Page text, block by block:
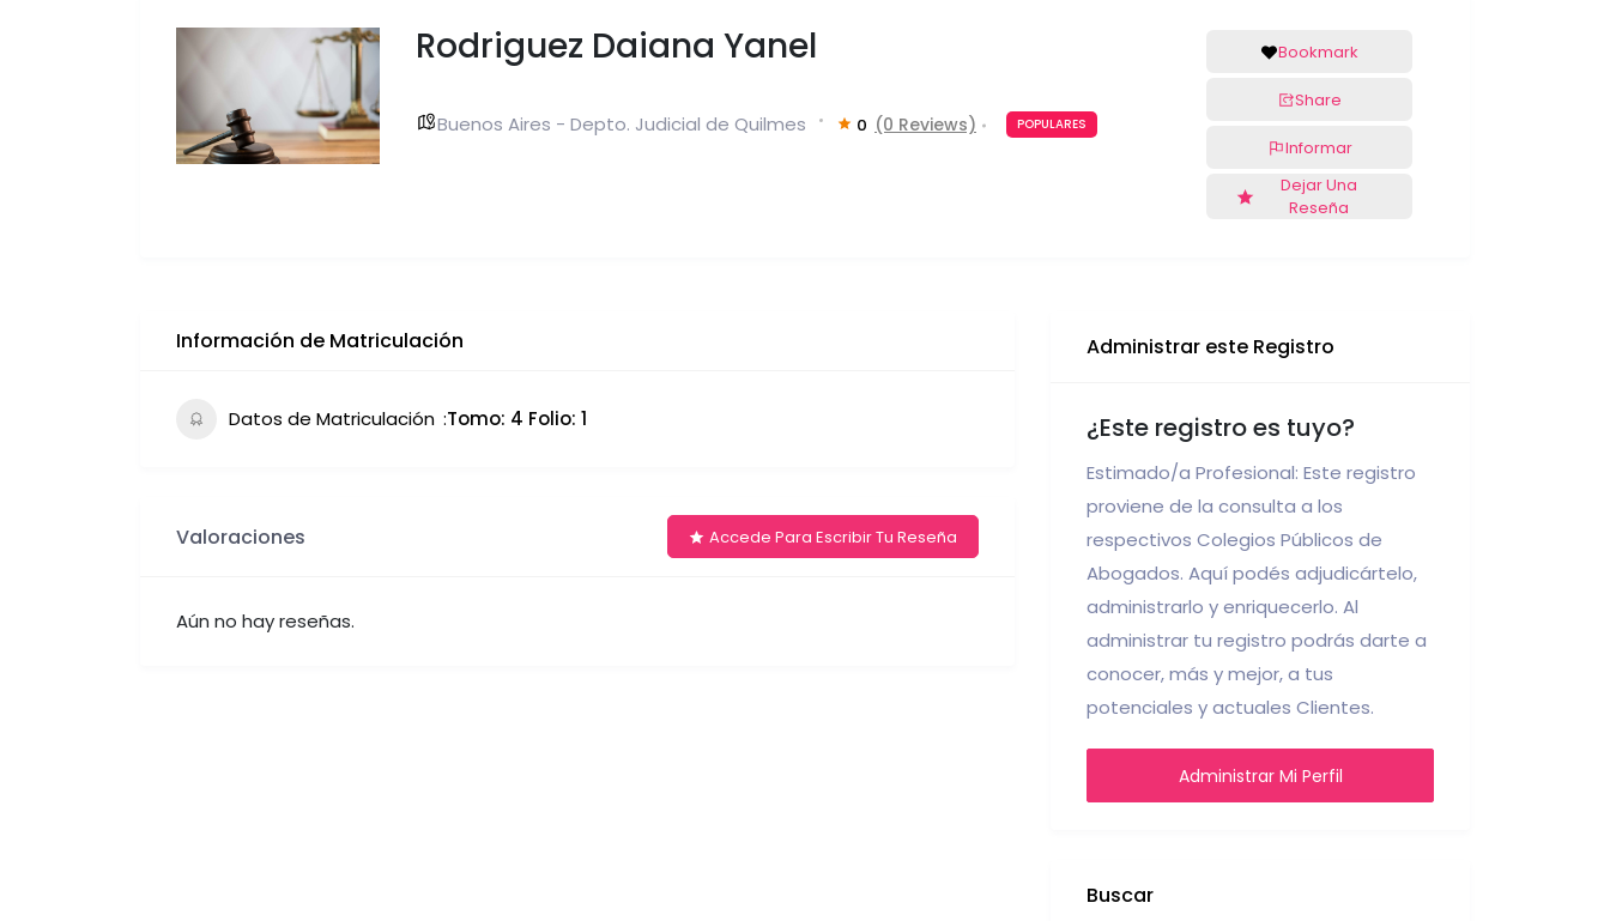
Rodriguez Daiana Yanel
Buenos Aires - Depto. Judicial de Quilmes 0 (0 Reviews) POPULARES
Bookmark
Share
Informar
Dejar Una
Reseña
Información de Matriculación
Datos de Matriculación Tomo: 4 Folio: 1
Valoraciones Accede Para Escribir Tu Reseña
Aún no hay reseñas.
Administrar este Registro
¿Este registro es tuyo?
Estimado/a Profesional: Este registro
proviene de la consulta a los
respectivos Colegios Públicos de
Abogados. Aquí podés adjudicártelo,
administrarlo y enriquecerlo. Al
administrar tu registro podrás darte a
conocer, más y mejor, a tus
potenciales y actuales Clientes.
Administrar Mi Perfil
Buscar